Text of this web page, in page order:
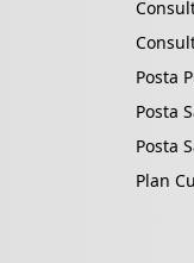
Posta
Posta
Posta
Plan